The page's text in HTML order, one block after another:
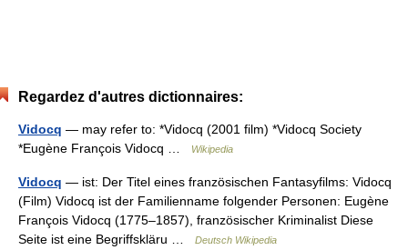
Regardez d'autres dictionnaires:
Vidocq — may refer to: *Vidocq (2001 film) *Vidocq Society
*Eugène François Vidocq …
Wikipedia
Vidocq — ist: Der Titel eines französischen Fantasyfilms: Vidocq
(Film) Vidocq ist der Familienname folgender Personen: Eugène
François Vidocq (1775–1857), französischer Kriminalist Diese
Seite ist eine Begriffskläru …
Deutsch Wikipedia